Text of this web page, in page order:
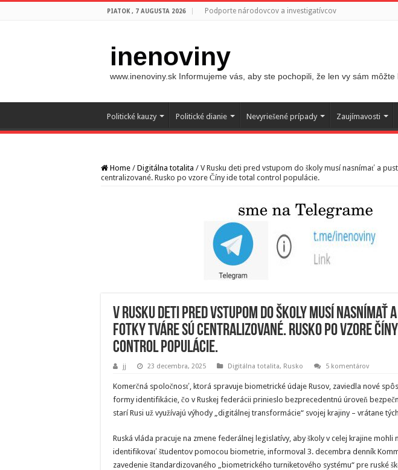
PIATOK , 7 AUGUSTA 2026 Podporte národovcov a investigatívcov
inenoviny
www.inenoviny.sk Informujeme vás, aby ste pochopili, že len vy sám
Politické kauzy Politické dianie Nevyriešené prípady Zaujímavosti
Home / Digitálna totalita / V Rusku deti pred vstupom do školy musí nasnímať a
centralizované. Rusko po vzore Číny ide total control populácie.
V Rusku deti pred vstupom do školy musí nasnímať
Fotky tváre sú centralizované. Rusko po vzore
control populácie.
jj 23 decembra, 2025 Digitálna totalita, Rusko 5 komentárov
Komerčná spoločnosť, ktorá spravuje biometrické údaje Rusov, zaviedla nové
formy identifikácie, čo v Ruskej federácii prinieslo bezprecedentnú úroveň
starí Rusi už využívajú výhody „digitálnej transformácie“ svojej krajiny – vrátane
Ruská vláda pracuje na zmene federálnej legislatívy, aby školy v celej krajine
identifikovať študentov pomocou biometrie, informoval 3. decembra denník
zavedenie štandardizovaného „biometrického turniketového systému“ pre ruské